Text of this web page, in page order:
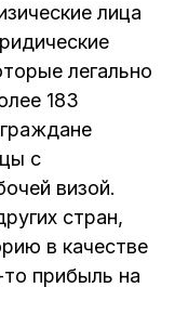
лица
легально
183
с
визой.
стран,
в качестве
прибыль на